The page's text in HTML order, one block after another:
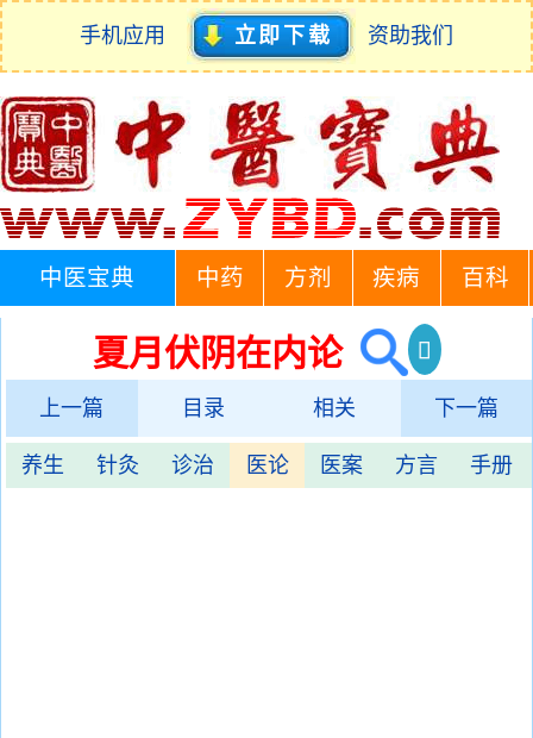
手机应用 立即下载 资助我们
中医宝典 中药 方剂 疾病 百科
夏月伏阴在内论
上一篇 目录 相关 下一篇
养生 针灸 诊治 医论 医案 方言 手册